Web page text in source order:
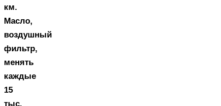
км.
Масло,
воздушный
фильтр,
менять
каждые
15
тыс.